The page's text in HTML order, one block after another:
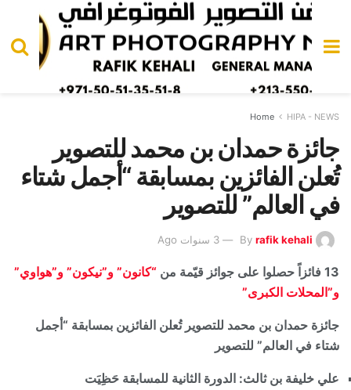
Home HIPA - NEWS
جائزة حمدان بن محمد للتصوير
تُعلن الفائزين بمسابقة “أجمل شتاء
في العالم” للتصوير
By rafik kehali 3 سنوات Ago
13 فائزاً حصلوا على جوائز قيّمة من
“كانون” و”نيكون” و”هواوي”
و”المحلات الكبرى”
جائزة حمدان بن محمد للتصوير تُعلن الفائزين بمسابقة “أجمل
شتاء في العالم” للتصوير
علي خليفة بن ثالث: الدورة الثانية للمسابقة حَظِيَت